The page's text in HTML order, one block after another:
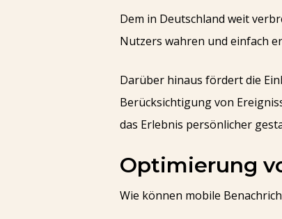
Dem in Deutschland weit
Nutzers wahren und einfach
Darüber hinaus fördert die
Berücksichtigung von
das Erlebnis persönlicher
Optimierung
Wie können mobile